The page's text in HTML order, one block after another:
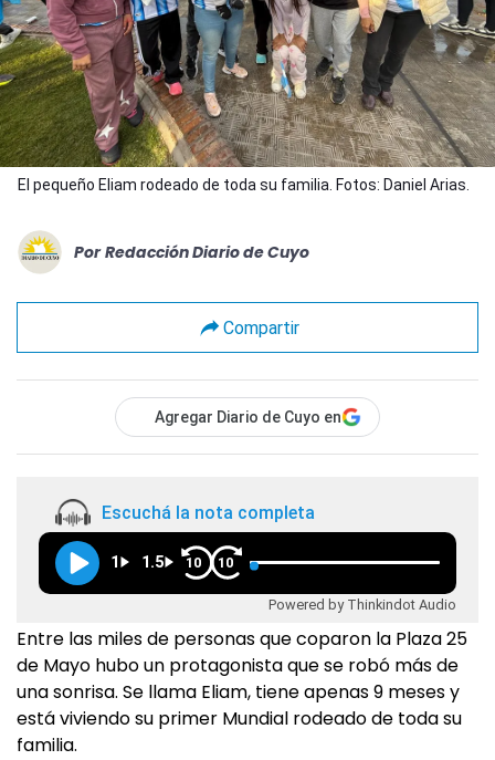
El pequeño Eliam rodeado de toda su familia. Fotos: Daniel Arias.
Por Redacción Diario de Cuyo
Compartir
Agregar Diario de Cuyo en
Escuchá la nota completa
1 1.5 10 10
Powered by Thinkindot Audio
Entre las miles de personas que coparon la Plaza 25
de Mayo hubo un protagonista que se robó más de
una sonrisa. Se llama Eliam, tiene apenas 9 meses y
está viviendo su primer Mundial rodeado de toda su
familia.